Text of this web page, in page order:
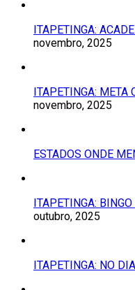
ITAPETINGA:
novembro, 2025
ITAPETINGA: META
novembro, 2025
ESTADOS ONDE
ITAPETINGA:
outubro, 2025
ITAPETINGA: NO